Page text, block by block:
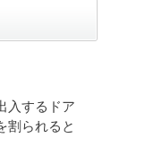
入するドア
割られると